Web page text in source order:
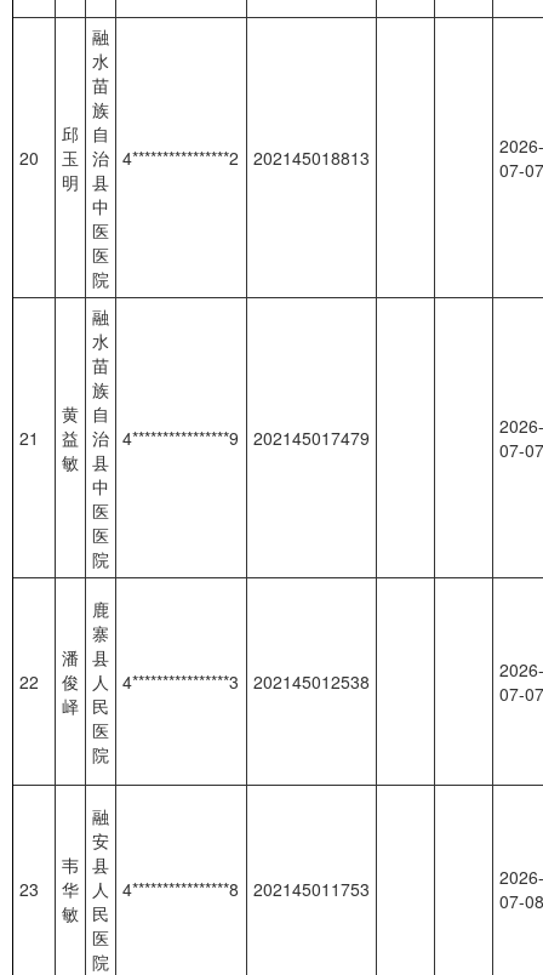
20
邱
玉
明
融
水
苗
族
自
治
县
中
医
医
院
4****************2 202145018813
2026-
07-07
21
黄
益
敏
融
水
苗
族
自
治
县
中
医
医
院
4****************9 202145017479
2026-
07-07
22
潘
俊
峄
鹿
寨
县
人
民
医
院
4****************3 202145012538
2026-
07-07
23
韦
华
敏
融
安
县
人
民
医
院
4****************8 202145011753
2026-
07-08